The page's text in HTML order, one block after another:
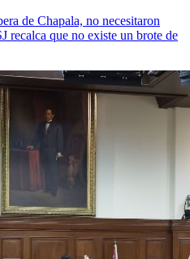
de Chapala, no necesitaron
recalca que no existe un brote de